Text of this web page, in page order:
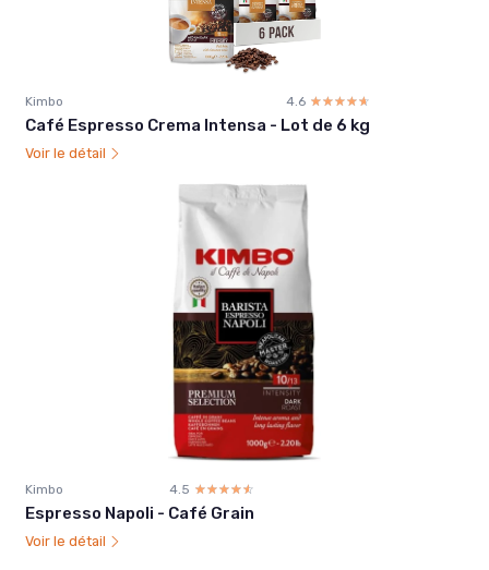
Kimbo 4.6 ☆☆☆☆☆
★★★★★
Café Espresso Crema Intensa - Lot de 6 kg
Voir le détail
Kimbo 4.5 ☆☆☆☆☆
★★★★★
Espresso Napoli - Café Grain
Voir le détail